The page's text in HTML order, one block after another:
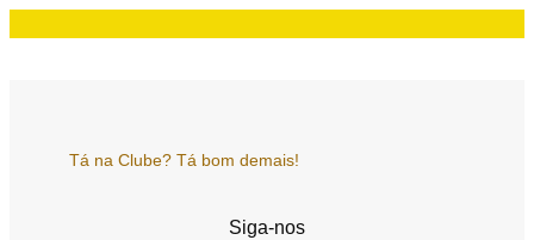
Tá na Clube? Tá bom demais!
Siga-nos